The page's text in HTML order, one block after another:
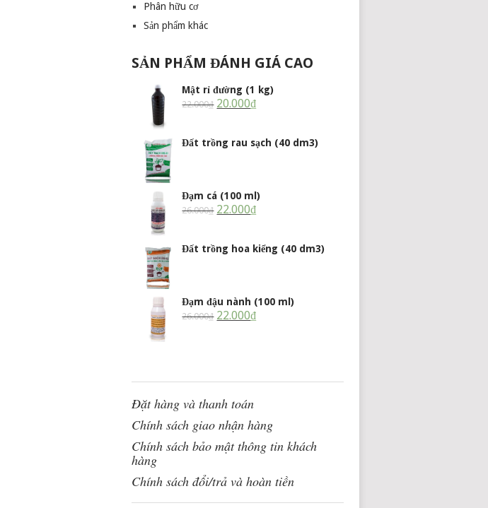
Phân hữu cơ
Sản phẩm khác
SẢN PHẨM ĐÁNH GIÁ CAO
Mật rỉ đường (1 kg)
22.000₫ 20.000₫
Đất trồng rau sạch (40 dm3)
Đạm cá (100 ml)
26.000₫ 22.000₫
Đất trồng hoa kiểng (40 dm3)
Đạm đậu nành (100 ml)
26.000₫ 22.000₫
Đặt hàng và thanh toán
Chính sách giao nhận hàng
Chính sách bảo mật thông tin khách
hàng
Chính sách đổi/trả và hoàn tiền